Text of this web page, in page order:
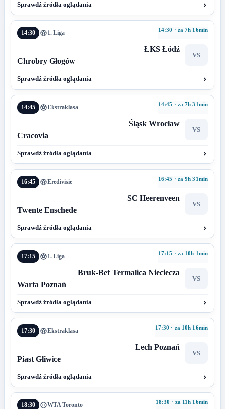
Sprawdź źródła oglądania
14:30 1. Liga 14:30 · za 7h 16min
ŁKS Łódź
VS
Chrobry Głogów
Sprawdź źródła oglądania
14:45 Ekstraklasa 14:45 · za 7h 31min
Śląsk Wrocław
VS
Cracovia
Sprawdź źródła oglądania
16:45 Eredivisie 16:45 · za 9h 31min
SC Heerenveen
VS
Twente Enschede
Sprawdź źródła oglądania
17:15 1. Liga 17:15 · za 10h 1min
Bruk-Bet Termalica Nieciecza
VS
Warta Poznań
Sprawdź źródła oglądania
17:30 Ekstraklasa 17:30 · za 10h 16min
Lech Poznań
VS
Piast Gliwice
Sprawdź źródła oglądania
18:30 WTA Toronto 18:30 · za 11h 16min